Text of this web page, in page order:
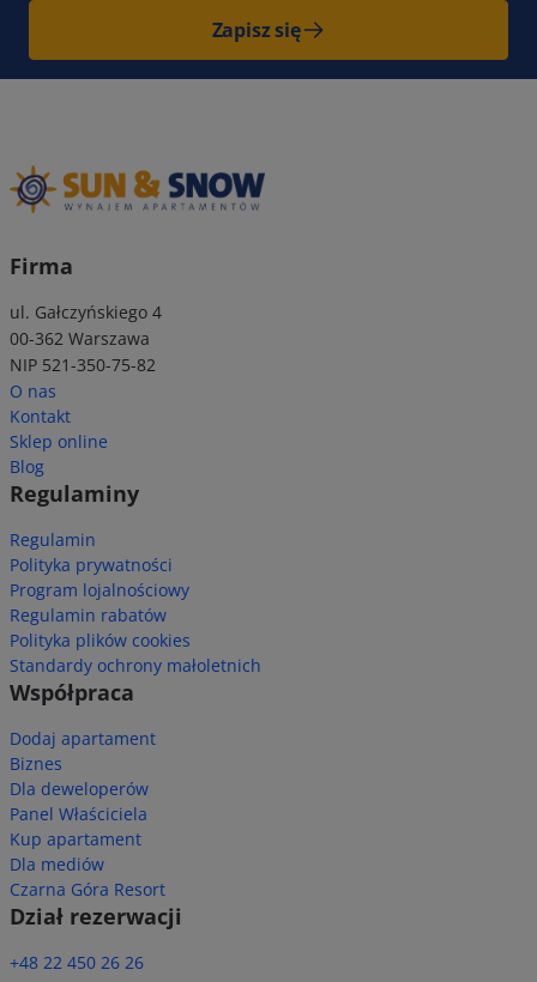
Zapisz się
Firma
ul. Gałczyńskiego 4
00-362 Warszawa
NIP 521-350-75-82
O nas
Kontakt
Sklep online
Blog
Regulaminy
Regulamin
Polityka prywatności
Program lojalnościowy
Regulamin rabatów
Polityka plików cookies
Standardy ochrony małoletnich
Współpraca
Dodaj apartament
Biznes
Dla deweloperów
Panel Właściciela
Kup apartament
Dla mediów
Czarna Góra Resort
Dział rezerwacji
+48 22 450 26 26